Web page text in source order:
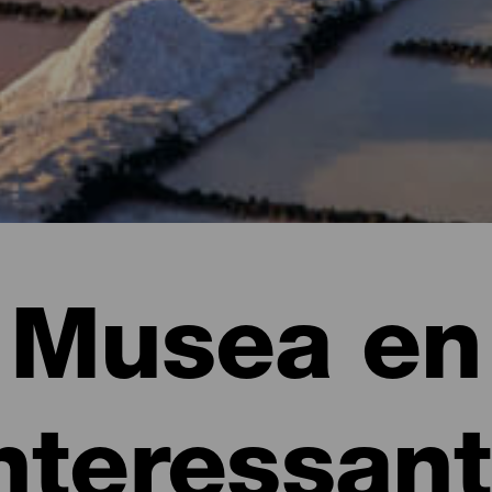
Musea en